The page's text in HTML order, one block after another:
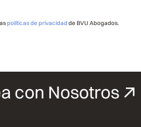
políticas de privacidad de BVU Abogados.
con Nosotros